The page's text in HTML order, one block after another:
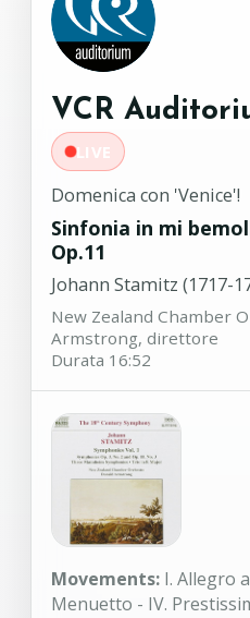
VCR
LIVE
Domenica con 'Venice'!
Sinfonia in mi
Op.11
Johann Stamitz (1717-
New Zealand Chamber
Armstrong, direttore
Durata 16:52
Movements: I. Allegro
Menuetto - IV.